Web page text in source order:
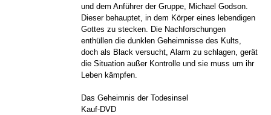
und dem Anführer der Gruppe, Michael Godson.
Dieser behauptet, in dem Körper eines lebendigen
Gottes zu stecken. Die Nachforschungen
enthüllen die dunklen Geheimnisse des Kults,
doch als Black versucht, Alarm zu schlagen, gerät
die Situation außer Kontrolle und sie muss um ihr
Leben kämpfen.
Das Geheimnis der Todesinsel
Kauf-DVD